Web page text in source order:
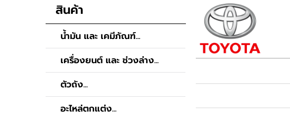
ติดต่อเรา
ขั้นตอนการสั่งซื้อ
แจ้งชำระเงิน
สินค้า
น้ำมัน และ เคมีภัณฑ์...
เครื่องยนต์ และ ช่วงล่าง...
ตัวถัง...
อะไหล่ตกแต่ง...